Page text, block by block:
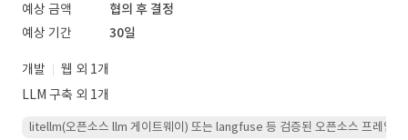
예상 금액
협의 후 결정
예상 기간
30일
개발
웹 외 1개
LLM 구축 외 1개
litellm(오픈소스 llm 게이트웨이) 또는 langfuse 등 검증된 오픈소스 프레임워